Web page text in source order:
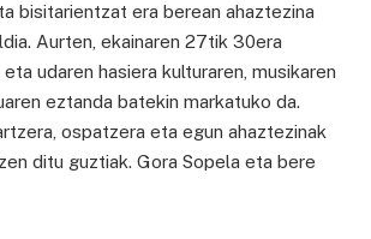
bisitarientzat era berean ahaztezina
Aurten, ekainaren 27tik 30era
udaren hasiera kulturaren, musikaren
eztanda batekin markatuko da.
ospatzera eta egun ahaztezinak
ditu guztiak. Gora Sopela eta bere